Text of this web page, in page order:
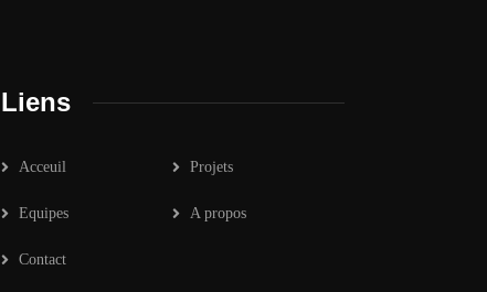
Liens
Acceuil Projets
Equipes A propos
Contact